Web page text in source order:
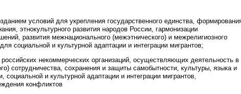
условий для укрепления государственного единства,
этнокультурного развития народов России, гармонизации
развития межнационального (межэтнического) и межрелигиозного
социальной и культурной адаптации и интеграции мигрантов;
некоммерческих организаций, осуществляющих деятельность в
сотрудничества, сохранения и защиты самобытности, культуры, языка и
и культурной адаптации и интеграции мигрантов,
конфликтов